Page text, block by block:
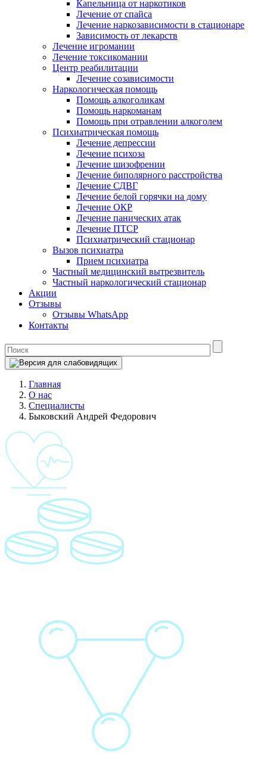
Капельница от наркотиков
Лечение от спайса
Лечение наркозависимости в стационаре
Зависимость от лекарств
Лечение игромании
Лечение токсикомании
Центр реабилитации
Лечение созависимости
Наркологическая помощь
Помощь алкоголикам
Помощь наркоманам
Помощь при отравлении алкоголем
Психиатрическая помощь
Лечение депрессии
Лечение психоза
Лечение шизофрении
Лечение биполярного расстройства
Лечение СДВГ
Лечение белой горячки на дому
Лечение ОКР
Лечение панических атак
Лечение ПТСР
Психиатрический стационар
Вызов психиатра
Прием психиатра
Частный медицинский вытрезвитель
Частный наркологический стационар
Акции
Отзывы
Отзывы WhatsApp
Контакты
Главная
О нас
Специалисты
Быковский Андрей Федорович